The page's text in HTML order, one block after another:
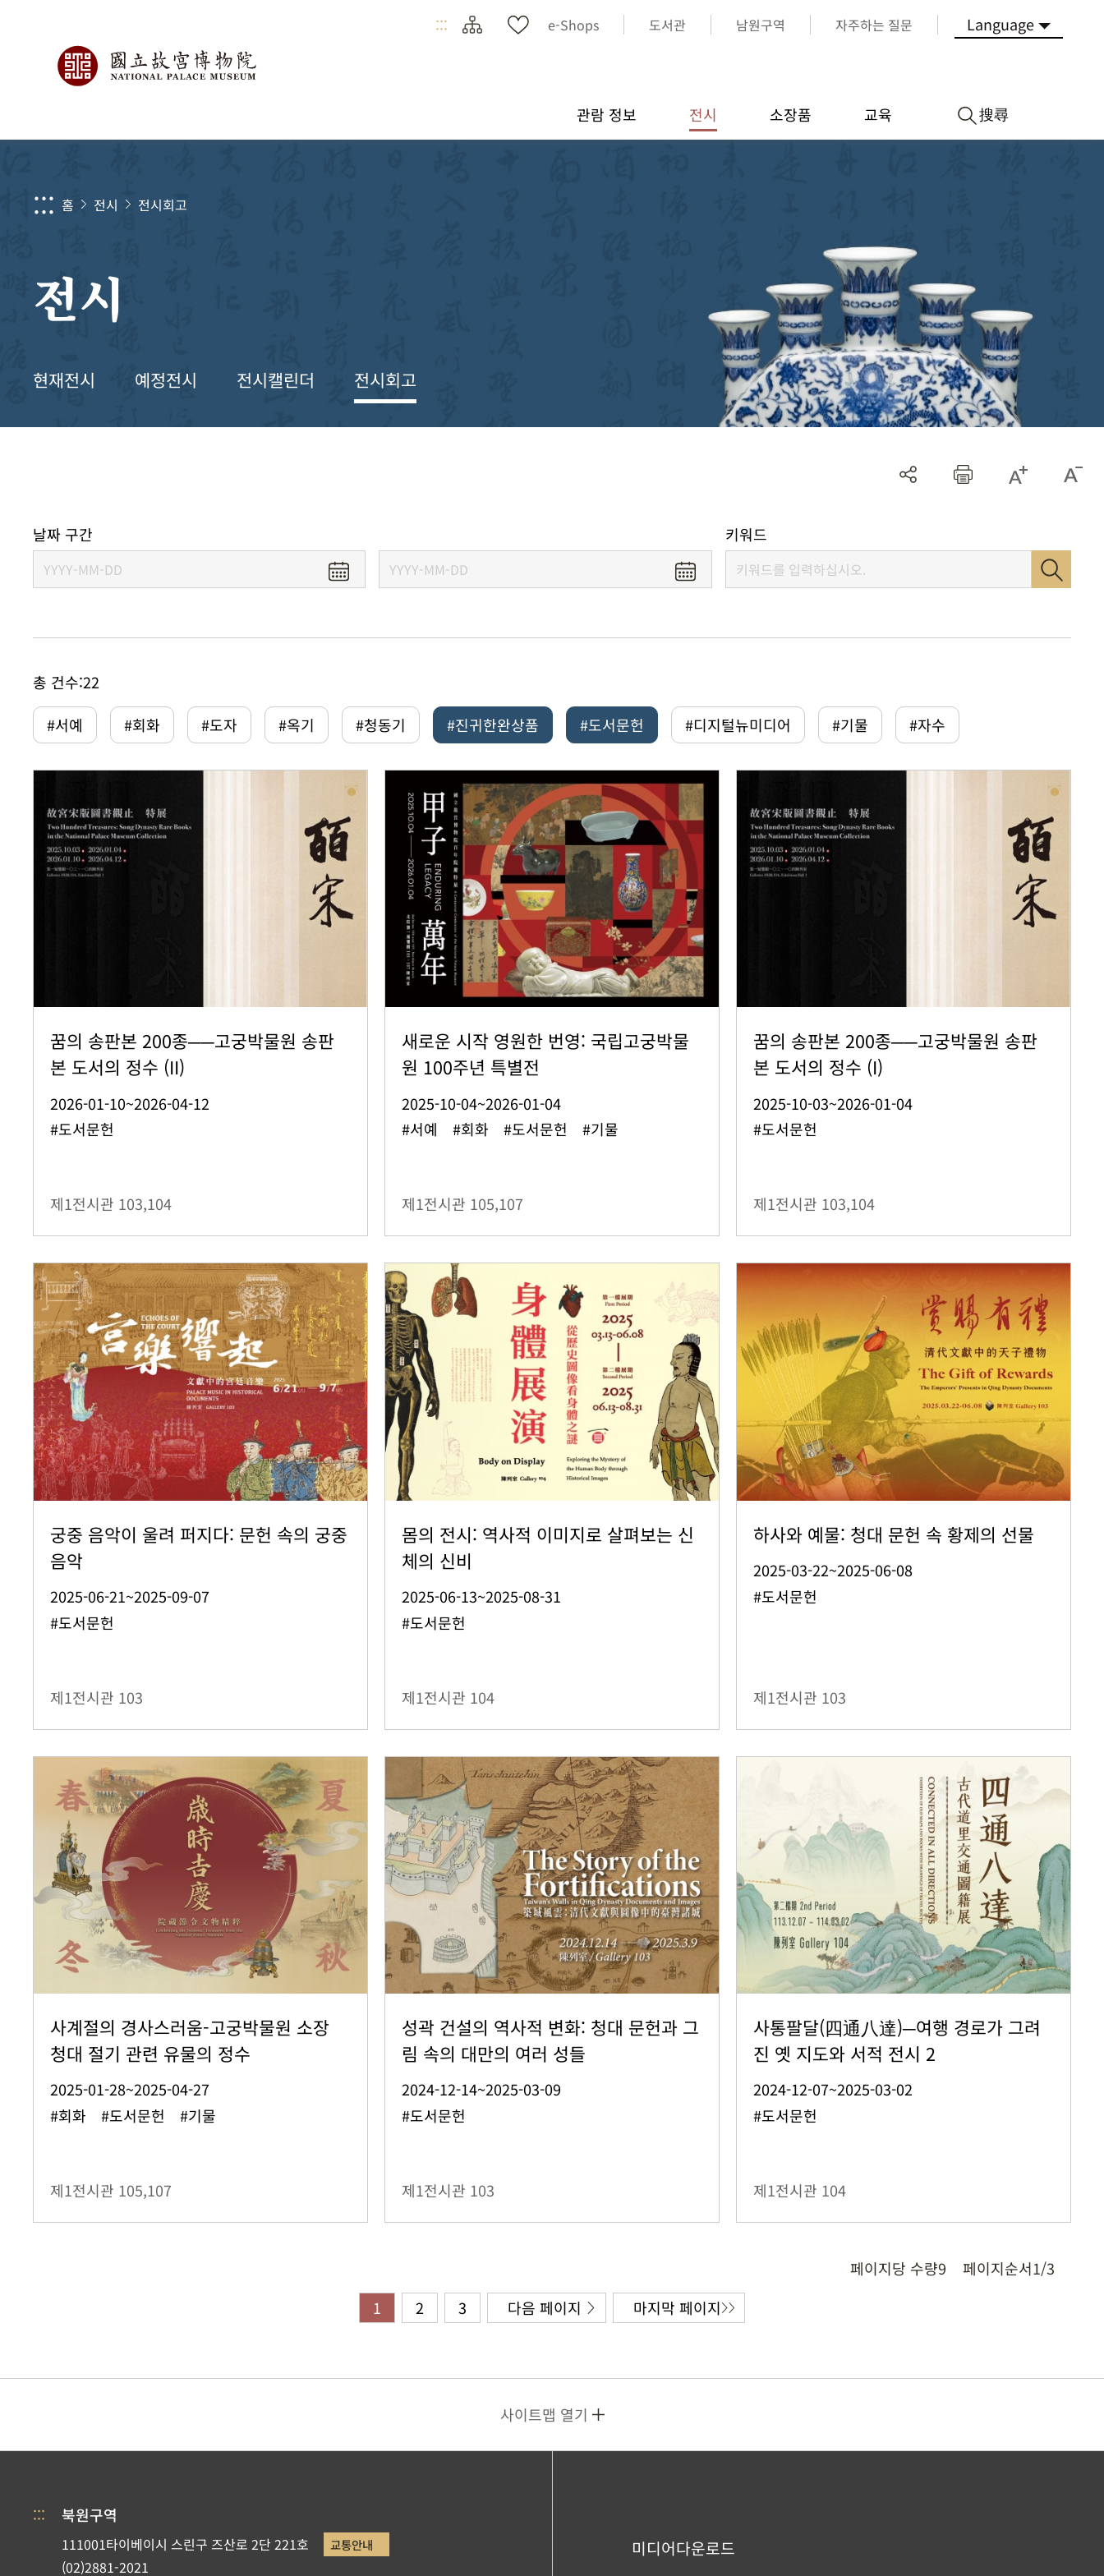
::: e-Shops 도서관 남원구역 자주하는 질문 Language
관람 정보 전시 소장품 교육 搜尋
::: 홈 전시 전시회고
전시
현재전시 예정전시 전시캘린더 전시회고
날짜 구간 키워드
총 건수:22
#서예
#회화 #도자 #옥기 #청동기 #진귀한완상품 #도서문헌 #디지털뉴미디어 #기물 #자수
꿈의 송판본 200종──고궁박물원 송판
본 도서의 정수 (II)
2026-01-10~2026-04-12
#도서문헌
제1전시관 103,104
새로운 시작 영원한 번영: 국립고궁박물
원 100주년 특별전
2025-10-04~2026-01-04
#서예 #회화 #도서문헌 #기물
제1전시관 105,107
꿈의 송판본 200종──고궁박물원 송판
본 도서의 정수 (I)
2025-10-03~2026-01-04
#도서문헌
제1전시관 103,104
궁중 음악이 울려 퍼지다: 문헌 속의 궁중
음악
2025-06-21~2025-09-07
#도서문헌
제1전시관 103
몸의 전시: 역사적 이미지로 살펴보는 신
체의 신비
2025-06-13~2025-08-31
#도서문헌
제1전시관 104
하사와 예물: 청대 문헌 속 황제의 선물
2025-03-22~2025-06-08
#도서문헌
제1전시관 103
사계절의 경사스러움-고궁박물원 소장
청대 절기 관련 유물의 정수
2025-01-28~2025-04-27
#회화 #도서문헌 #기물
제1전시관 105,107
성곽 건설의 역사적 변화: 청대 문헌과 그
림 속의 대만의 여러 성들
2024-12-14~2025-03-09
#도서문헌
제1전시관 103
사통팔달(四通八達)─여행 경로가 그려
진 옛 지도와 서적 전시 2
2024-12-07~2025-03-02
#도서문헌
제1전시관 104
페이지당 수량9 페이지순서1/3
1
2 3 다음 페이지 마지막 페이지
사이트맵 열기
::: 북원구역
111001타이베이시 스린구 즈산로 2단 221호 교통안내
(02)2881-2021
미디어다운로드